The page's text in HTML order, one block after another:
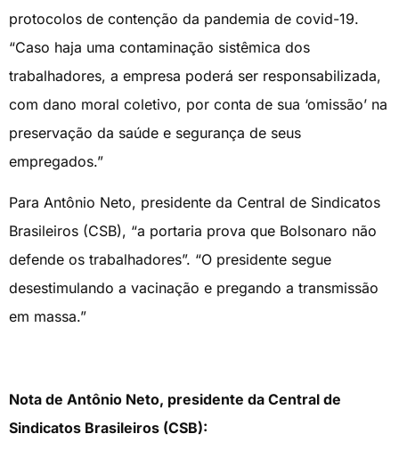
protocolos de contenção da pandemia de covid-19.
“Caso haja uma contaminação sistêmica dos
trabalhadores, a empresa poderá ser responsabilizada,
com dano moral coletivo, por conta de sua ‘omissão’ na
preservação da saúde e segurança de seus
empregados.”
Para Antônio Neto, presidente da Central de Sindicatos
Brasileiros (CSB), “a portaria prova que Bolsonaro não
defende os trabalhadores”. “O presidente segue
desestimulando a vacinação e pregando a transmissão
em massa.”
Nota de Antônio Neto, presidente da Central de
Sindicatos Brasileiros (CSB):